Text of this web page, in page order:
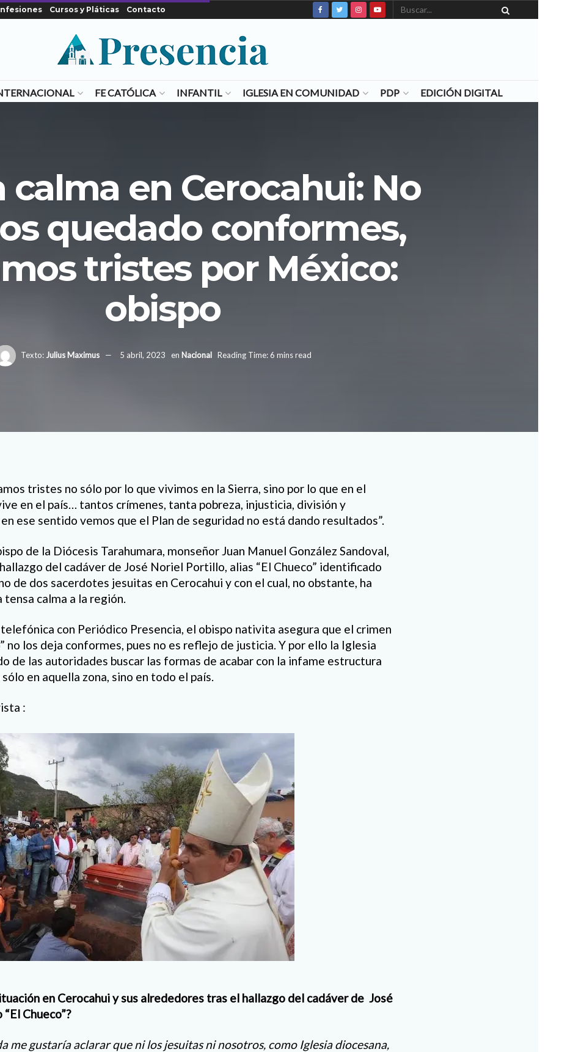
Cursos y Pláticas Contacto
FE CATÓLICA INFANTIL IGLESIA EN COMUNIDAD PDP EDICIÓN DIGITAL
calma en Cerocahui: No
quedado conformes,
tristes por México:
obispo
Texto: Julius Maximus 5 abril, 2023 en Nacional Reading Time: 6 mins read
tristes no sólo por lo que vivimos en la Sierra, sino por lo que en el
en el país… tantos crímenes, tanta pobreza, injusticia, división y
ese sentido vemos que el Plan de seguridad no está dando resultados”.
de la Diócesis Tarahumara, monseñor Juan Manuel González Sandoval,
del cadáver de José Noriel Portillo, alias “El Chueco” identificado
de dos sacerdotes jesuitas en Cerocahui y con el cual, no obstante, ha
tensa calma a la región.
con Periódico Presencia, el obispo nativita asegura que el crimen
no los deja conformes, pues no es reflejo de justicia. Y por ello la Iglesia
de las autoridades buscar las formas de acabar con la infame estructura
en aquella zona, sino en todo el país.
:
en Cerocahui y sus alrededores tras el hallazgo del cadáver de José
Chueco”?
me gustaría aclarar que ni los jesuitas ni nosotros, como Iglesia diocesana,